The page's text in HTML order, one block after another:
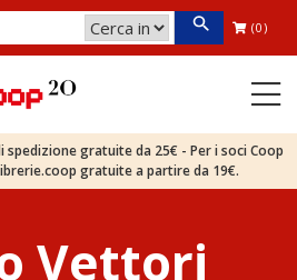
(0)
spedizione gratuite da 25€ - Per i soci Coop
gratuite a partire da 19€.
Vettori